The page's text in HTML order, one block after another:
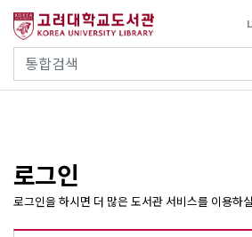
건
통합검색
사이트내 검색
로그인
로그인을 하시면 더 많은 도서관 서비스를 이용하